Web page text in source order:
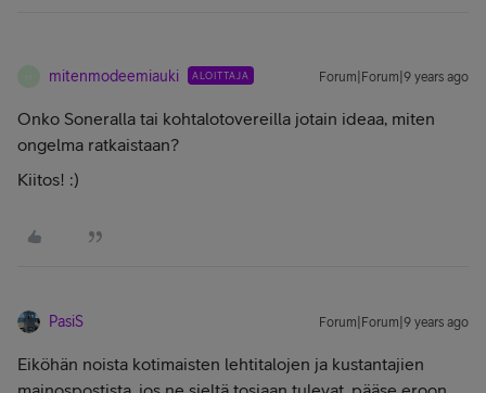
mitenmodeemiauki ALOITTAJA Forum|Forum|9 years ago
Onko Soneralla tai kohtalotovereilla jotain ideaa, miten
ongelma ratkaistaan?
Kiitos! :)
PasiS Forum|Forum|9 years ago
Eiköhän noista kotimaisten lehtitalojen ja kustantajien